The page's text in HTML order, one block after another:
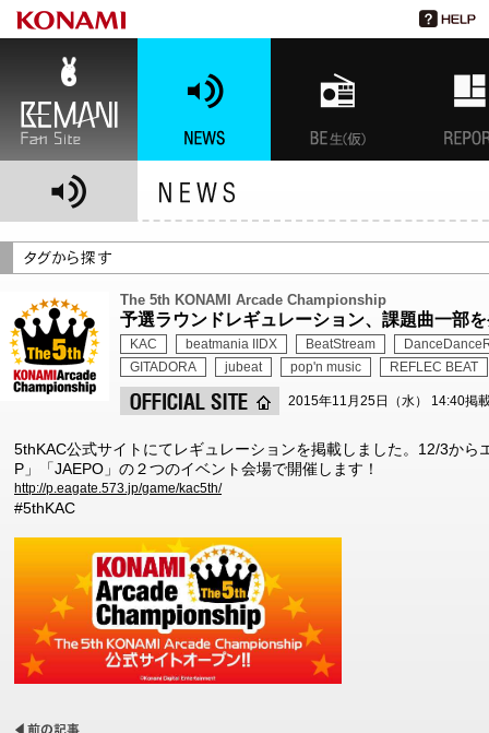
The 5th KONAMI Arcade Championship
予選ラウンドレギュレーション、課題曲一部
KAC beatmania IIDX BeatStream
GITADORA
jubeat pop'n music REFLEC BEAT
2015年11月25日（水） 14:40掲
5thKAC公式サイトにてレギュレーションを掲載しました。12/3から
P」「JAEPO」の２つのイベント会場で開催します！
http://p.eagate.573.jp/game/kac5th/
#5thKAC